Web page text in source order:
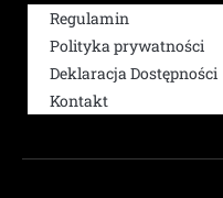
Regulamin
Polityka prywatności
Deklaracja Dostępności
Kontakt